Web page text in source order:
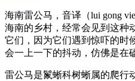
海南雷公马，音译（lui gong
海南的乡村，经常会见到这种
它们，因为它们遇到惊吓的时
会一上一下的抖动，仿佛是在
雷公马是鬣蜥科树蜥属的爬行